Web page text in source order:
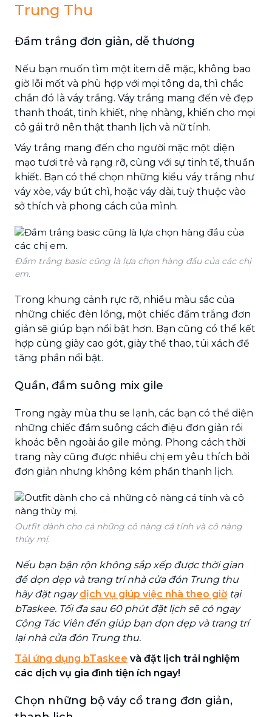
Trung Thu
Đầm trắng đơn giản, dễ thương
Nếu bạn muốn tìm một item dễ mặc, không bao
giờ lỗi mốt và phù hợp với mọi tông da, thì chắc
chắn đó là váy trắng. Váy trắng mang đến vẻ đẹp
thanh thoát, tinh khiết, nhẹ nhàng, khiến cho mọi
cô gái trở nên thật thanh lịch và nữ tính.
Váy trắng mang đến cho người mặc một diện
mạo tươi trẻ và rạng rỡ, cùng với sự tinh tế, thuần
khiết. Bạn có thể chọn những kiểu váy trắng như
váy xòe, váy bút chì, hoặc váy dài, tuỳ thuộc vào
sở thích và phong cách của mình.
Đầm trắng basic cũng là lựa chọn hàng đầu của các chị
em.
Trong khung cảnh rực rỡ, nhiều màu sắc của
những chiếc đèn lồng, một chiếc đầm trắng đơn
giản sẽ giúp bạn nổi bật hơn. Bạn cũng có thể kết
hợp cùng giày cao gót, giày thể thao, túi xách để
tăng phần nổi bật.
Quần, đầm suông mix gile
Trong ngày mùa thu se lạnh, các bạn có thể diện
những chiếc đầm suông cách điệu đơn giản rồi
khoác bên ngoài áo gile mỏng. Phong cách thời
trang này cũng được nhiều chị em yêu thích bởi
đơn giản nhưng không kém phần thanh lịch.
Outfit dành cho cả những cô nàng cá tính và cô nàng
thùy mị.
Nếu bạn bận rộn không sắp xếp được thời gian
để dọn dẹp và trang trí nhà cửa đón Trung thu
hãy đặt ngaydịch vụ giúp việc nhà theo giờ tại
bTaskee. Tối đa sau 60 phút đặt lịch sẽ có ngay
Cộng Tác Viên đến giúp bạn dọn dẹp và trang trí
lại nhà cửa đón Trung thu.
Tải ứng dụng bTaskee và đặt lịch trải nghiệm
các dịch vụ gia đình tiện ích ngay!
Chọn những bộ váy cổ trang đơn giản,